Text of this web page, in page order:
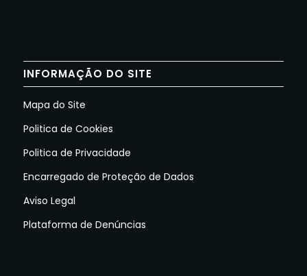
INFORMAÇÃO DO SITE
Mapa do Site
Politica de Cookies
Politica de Privacidade
Encarregado de Proteção de Dados
Aviso Legal
Plataforma de Denúncias